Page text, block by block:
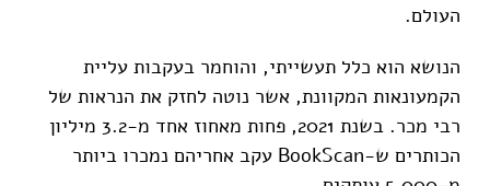
העולם.
הנושא הוא כלל תעשייתי, והוחמר בעקבות עליית
הקמעונאות המקוונת, אשר נוטה לחזק את הנראות של
רבי מכר. בשנת 2021, פחות מאחוז אחד מ-3.2 מיליון
הכותרים ש-BookScan עקב אחריהם נמכרו ביותר